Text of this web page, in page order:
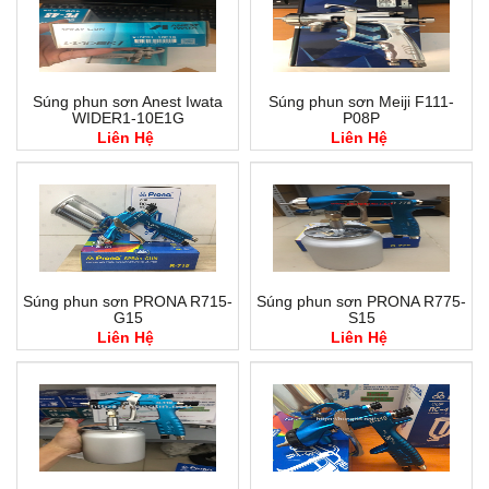
Súng phun sơn Anest Iwata
WIDER1-10E1G
Liên Hệ
Súng phun sơn Meiji F111-
P08P
Liên Hệ
Súng phun sơn PRONA R715-
G15
Liên Hệ
Súng phun sơn PRONA R775-
S15
Liên Hệ